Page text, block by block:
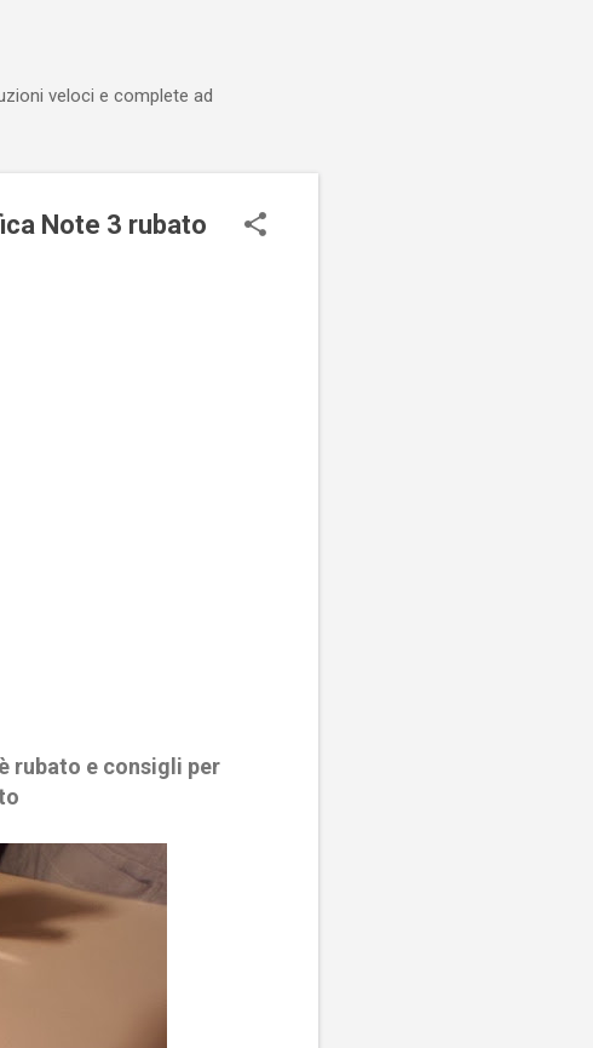
veloci e complete ad
Note 3 rubato
rubato e consigli per